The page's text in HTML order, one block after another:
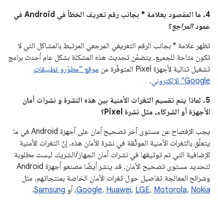
4. ما المقصود بعلامة * بجانب رقم تعريف الخطأ في Android في
عمودالمراجع؟
تظهر علامة * بجانب الرقم التعريفي المرجعي المرتبط بالمشاكل التي لا
تكون متاحة للجميع. يتضمّن تحديث هذه المشكلة بشكل عام أحدث برامج
تشغيل ثنائية لأجهزة Pixel المتوفّرة من
موقع "مطوّرو تطبيقات
Google" الإلكتروني
.
5. لماذا يتم تقسيم الثغرات الأمنية بين هذه النشرة و نشرات أمان
الأجهزة أو الشركاء، مثل نشرة Pixel؟
يجب الإفصاح عن مستوى آخر تصحيح أمان على أجهزة Android في ما
يتعلّق بالثغرات الأمنية الموثَّقة في نشرة الأمان هذه. إنّ الثغرات الأمنية
الإضافية التي تم توثيقها في نشرات أمان الجهاز / الشريك ليست مطلوبة
لتحديد مستوى تصحيح الأمان. قد ينشر أيضًا مصنعو أجهزة Android
وشرائح المعالجة تفاصيل حول ثغرات الأمان الخاصة بمنتجاتهم، مثل
Google، Huawei، LGE، Motorola، Nokia ، أو Samsung
.